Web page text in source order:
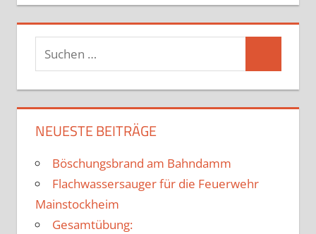
Suchen
nach:
NEUESTE BEITRÄGE
Böschungsbrand am Bahndamm
Flachwassersauger für die Feuerwehr
Mainstockheim
Gesamtübung: